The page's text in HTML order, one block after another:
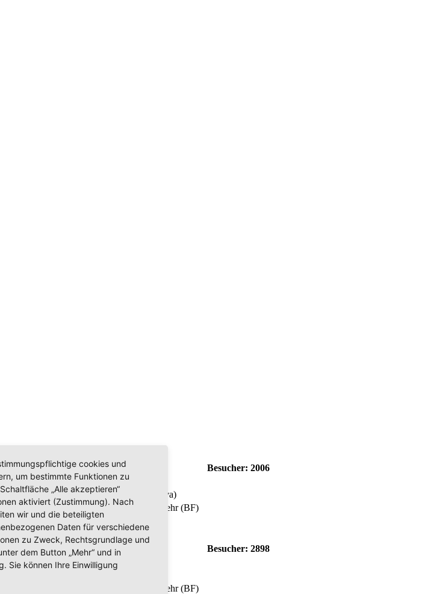
Besucher: 2006
Kennzeichen: UU 5300
›Ayutthaya Changwat (Provinz Ayutthaya)
Organisation: Berufsfeuerwehr (BF)
Hersteller: Hino Motors
Besucher: 2898
Kennzeichen:k.A.
Organisation: Berufsfeuerwehr (BF)
cookies und
um bestimmte Funktionen zu
„Alle akzeptieren“
aktiviert (Zustimmung). Nach
wir und die beteiligten
Daten für verschiedene
zu Zweck, Rechtsgrundlage und
dem Button „Mehr“ und in
Sie können Ihre Einwilligung